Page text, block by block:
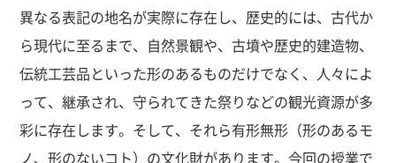
異なる表記の地名が実際に存在し、歴史的には、古代か
ら現代に至るまで、自然景観や、古墳や歴史的建造物、
伝統工芸品といった形のあるものだけでなく、人々によ
って、継承され、守られてきた祭りなどの観光資源が多
彩に存在します。そして、それら有形無形（形のあるモ
ノ、形のないコト）の文化財があります。今回の授業で